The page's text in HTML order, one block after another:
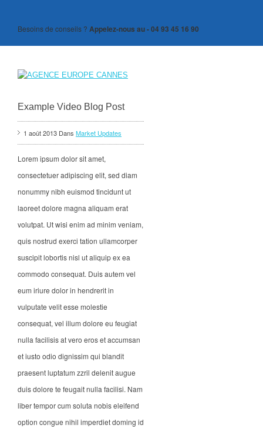
Besoins de conseils ? Appelez-nous au - 04 93 45 16 90
Example Video Blog Post
1 août 2013 Dans Market Updates
Lorem ipsum dolor sit amet,
consectetuer adipiscing elit, sed diam
nonummy nibh euismod tincidunt ut
laoreet dolore magna aliquam erat
volutpat. Ut wisi enim ad minim veniam,
quis nostrud exerci tation ullamcorper
suscipit lobortis nisl ut aliquip ex ea
commodo consequat. Duis autem vel
eum iriure dolor in hendrerit in
vulputate velit esse molestie
consequat, vel illum dolore eu feugiat
nulla facilisis at vero eros et accumsan
et iusto odio dignissim qui blandit
praesent luptatum zzril delenit augue
duis dolore te feugait nulla facilisi. Nam
liber tempor cum soluta nobis eleifend
option congue nihil imperdiet doming id